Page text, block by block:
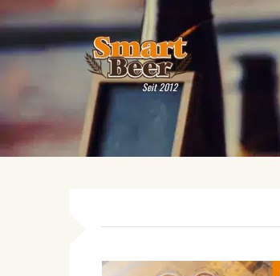
Seit 2012